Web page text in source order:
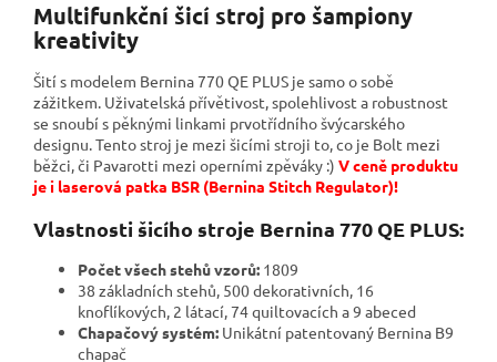
Multifunkční šicí stroj pro šampiony
kreativity
Šití s ​​modelem Bernina 770 QE PLUS je samo o sobě
zážitkem. Uživatelská přívětivost, spolehlivost a robustnost
se snoubí s pěknými linkami prvotřídního švýcarského
designu. Tento stroj je mezi šicími stroji to, co je Bolt mezi
běžci, či Pavarotti mezi operními zpěváky :) V ceně produktu
je i laserová patka BSR (Bernina Stitch Regulator)!
Vlastnosti šicího stroje Bernina 770 QE PLUS:
Počet všech stehů vzorů: 1809
38 základních stehů, 500 dekorativních, 16
knoflíkových, 2 látací, 74 quiltovacích a 9 abeced
Chapačový systém: Unikátní patentovaný Bernina B9
chapač